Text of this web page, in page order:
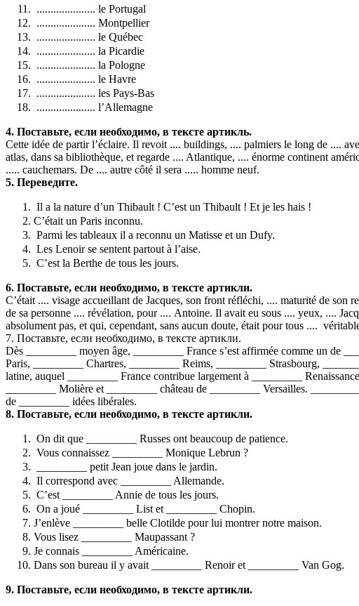
..................... le Portugal
..................... Montpellier
..................... le Québec
..................... la Picardie
..................... la Pologne
..................... le Havre
..................... les Pays-Bas
..................... l’Allemagne
4. Поставьте, если необходимо, в тексте артикль.
Cette idée de partir l’éclaire. Il revoit .... buildings, .... palmiers le long de ....
atlas, dans sa bibliothèque, et regarde .... Atlantique, .... énorme continent
..... cauchemars. De .... autre côté il sera ..... homme neuf.
5. Переведите.
Il a la nature d’un Thibault ! C’est un Thibault ! Et je les hais !
C’était un Paris inconnu.
Parmi les tableaux il a reconnu un Matisse et un Dufy.
Les Lenoir se sentent partout à l’aise.
C’est la Berthe de tous les jours.
6. Поставьте, если необходимо, в тексте артикли.
C’était .... visage accueillant de Jacques, son front réfléchi, .... maturité de son
de sa personne .... révélation, pour .... Antoine. Il avait eu sous .... yeux, ....
absolument pas, et qui, cependant, sans aucun doute, était pour tous ....
7. Поставьте, если необходимо, в тексте артикли.
Dès _________ moyen âge, _________ France s’est affirmée comme un de
Paris, _________ Chartres, _________ Reims, _________ Strasbourg,
latine, auquel _________ France contribue largement à _________
_________ Molière et _________ château de _________ Versailles.
de _________ idées libérales.
8. Поставьте, если необходимо, в тексте артикли.
On dit que _________ Russes ont beaucoup de patience.
Vous connaissez _________ Monique Lebrun ?
_________ petit Jean joue dans le jardin.
Il correspond avec _________ Allemande.
C’est _________ Annie de tous les jours.
On a joué _________ List et _________ Chopin.
J’enlève _________ belle Clotilde pour lui montrer notre maison.
Vous lisez _________ Maupassant ?
Je connais _________ Américaine.
Dans son bureau il y avait _________ Renoir et _________ Van Gog.
9. Поставьте, если необходимо, в тексте артикли.